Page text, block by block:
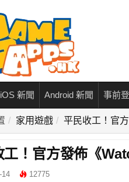
iOS 新聞 Android 新聞 事前
家用遊戲 平民收工！官
工！官方發佈《
14 12775